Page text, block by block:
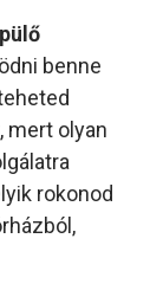
benne
mert olyan
rokonod